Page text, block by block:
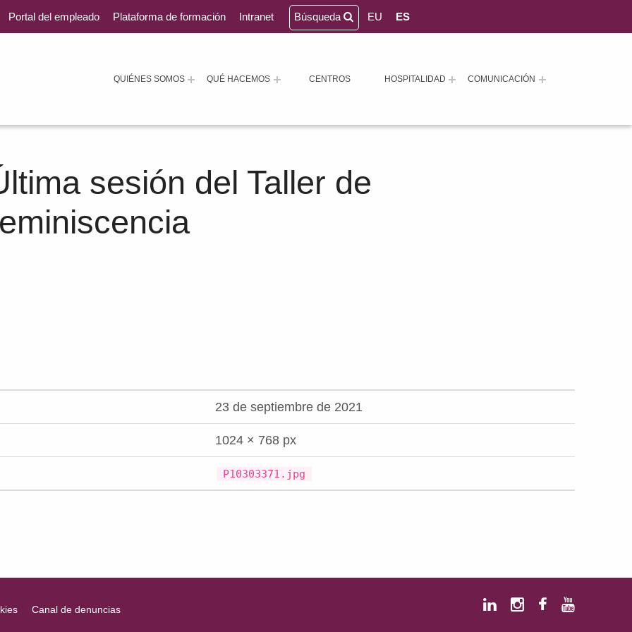
QUIÉNES SOMOS QUÉ HACEMOS CENTROS HOSPITALIDAD COMUNICACIÓN
Portal del empleado Plataforma de formación Intranet Búsqueda EU ES
sesión del Taller de
23 de septiembre de 2021
1024 × 768 px
P10303371.jpg
Canal de denuncias